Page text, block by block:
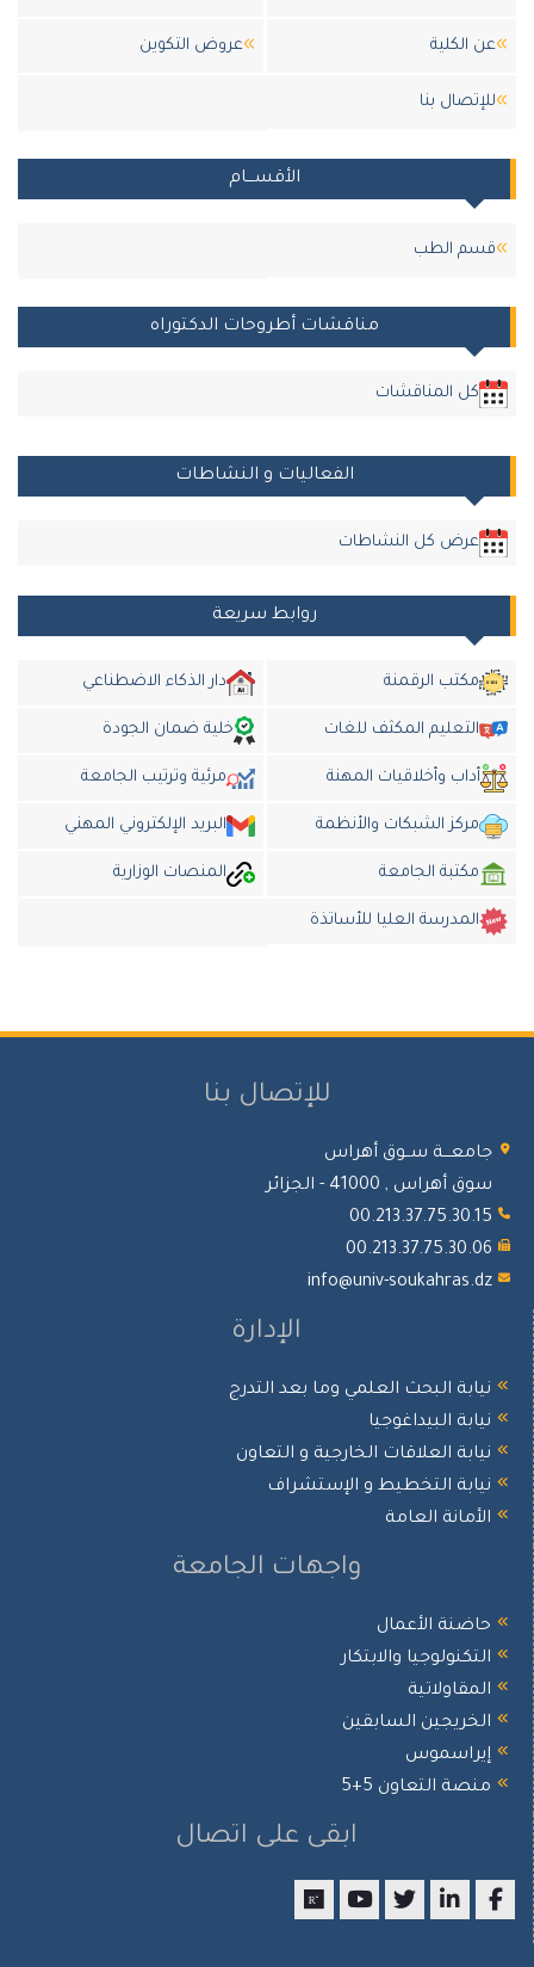
عن الكلية عروض التكوين
للإتصال بنا
الأقســـام
قسم الطب
مناقشات أطروحات الدكتوراه
كل المناقشات
الفعاليات و النشاطات
عرض كل النشاطات
روابط سريعة
مكتب الرقمنة دار الذكاء الاضطناعي
التعليم المكثف للغات خلية ضمان الجودة
أداب وأخلاقيات المهنة مرئية وترتيب الجامعة
مركز الشبكات والأنظمة البريد الإلكتروني المهني
مكتبة الجامعة المنصات الوزارية
المدرسة العليا للأساتذة
للإتصال بنا
جامعـــة ســوق أهراس
سوق أهراس , 41000 - الجزائر
00.213.37.75.30.15
00.213.37.75.30.06
info@univ-soukahras.dz
الإدارة
نيابة البحث العلمي وما بعد التدرج
نيابة البيداغوجيا
نيابة العلاقات الخارجية و التعاون
نيابة التخطيط و الإستشراف
الأمانة العامة
واجهات الجامعة
حاضنة الأعمال
التكنولوجيا والابتكار
المقاولاتية
الخريجين السابقين
إيراسموس
منصة التعاون 5+5
ابقى على اتصال